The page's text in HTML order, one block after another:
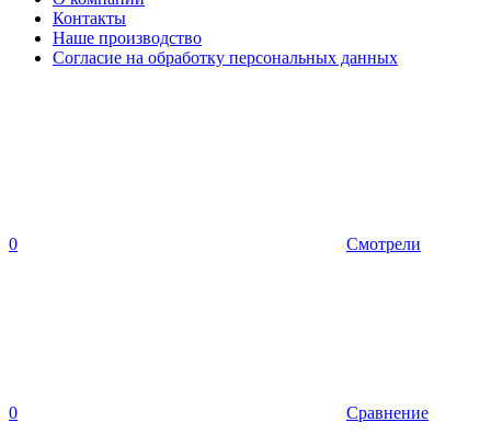
Контакты
Наше производство
Согласие на обработку персональных данных
0 Смотрели
0 Сравнение